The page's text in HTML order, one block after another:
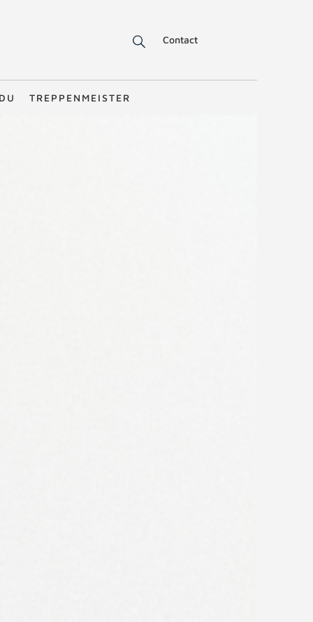
Contact
TREPPENMEISTER